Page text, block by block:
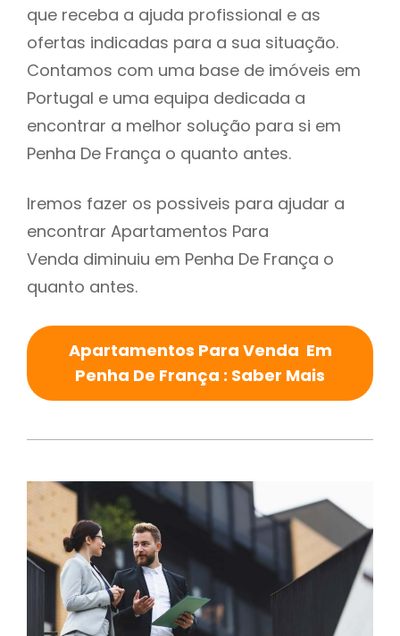
que receba a ajuda profissional e as
ofertas indicadas para a sua situação.
Contamos com uma base de imóveis em
Portugal e uma equipa dedicada a
encontrar a melhor solução para si em
Penha De França o quanto antes.
Iremos fazer os possiveis para ajudar a
encontrar Apartamentos Para
Venda diminuiu em Penha De França o
quanto antes.
Apartamentos Para Venda Em
Penha De França : Saber Mais